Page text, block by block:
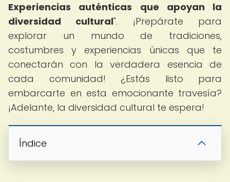
Experiencias auténticas que apoyan la
diversidad cultural". ¡Prepárate para
explorar un mundo de tradiciones,
costumbres y experiencias únicas que te
conectarán con la verdadera esencia de
cada comunidad! ¿Estás listo para
embarcarte en esta emocionante travesía?
¡Adelante, la diversidad cultural te espera!
Índice